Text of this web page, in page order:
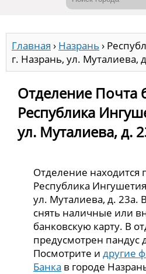
Главная › Назрань ›
г. Назрань, ул. Муталиева,
Отделение Почта
Республика
ул. Муталиева, д.
Отделение находится
Республика
ул. Муталиева, д. 23а.
снять наличные или
банковскую карту. В
предусмотрен пандус
Посмотрите идругие
Банка в городе